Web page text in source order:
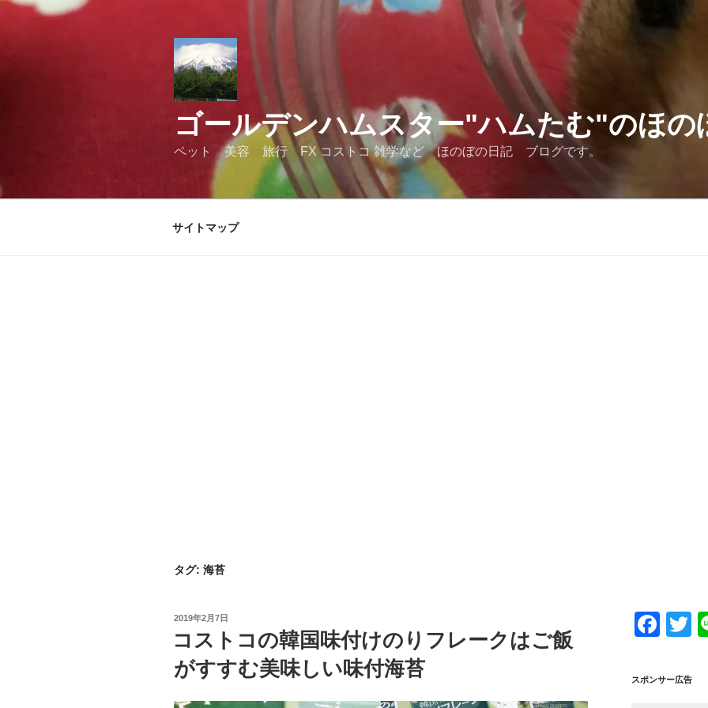
コ
ゴールデンハムスター"ハムたむ"のほの
ペット 美容 旅行 FX コストコ 雑学など ほのぼの日記 ブログです。
サイトマップ
タグ: 海苔
投
日:
2019年2月7日
コストコの韓国味付けのりフレークはご飯
がすすむ美味しい味付海苔
F
c
T
tt
スポンサー広告